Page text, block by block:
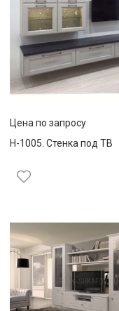
Цена по запросу
Н-1005. Стенка под ТВ